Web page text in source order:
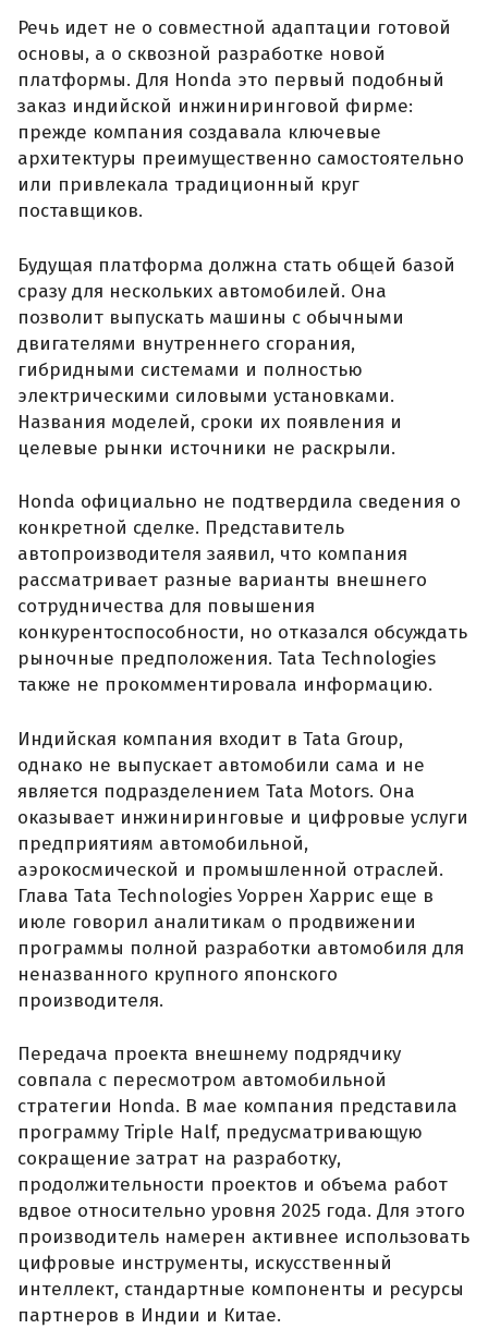
Речь идет не о совместной адаптации готовой
основы, а о сквозной разработке новой
платформы. Для Honda это первый подобный
заказ индийской инжиниринговой фирме:
прежде компания создавала ключевые
архитектуры преимущественно самостоятельно
или привлекала традиционный круг
поставщиков.
Будущая платформа должна стать общей базой
сразу для нескольких автомобилей. Она
позволит выпускать машины с обычными
двигателями внутреннего сгорания,
гибридными системами и полностью
электрическими силовыми установками.
Названия моделей, сроки их появления и
целевые рынки источники не раскрыли.
Honda официально не подтвердила сведения о
конкретной сделке. Представитель
автопроизводителя заявил, что компания
рассматривает разные варианты внешнего
сотрудничества для повышения
конкурентоспособности, но отказался обсуждать
рыночные предположения. Tata Technologies
также не прокомментировала информацию.
Индийская компания входит в Tata Group,
однако не выпускает автомобили сама и не
является подразделением Tata Motors. Она
оказывает инжиниринговые и цифровые услуги
предприятиям автомобильной,
аэрокосмической и промышленной отраслей.
Глава Tata Technologies Уоррен Харрис еще в
июле говорил аналитикам о продвижении
программы полной разработки автомобиля для
неназванного крупного японского
производителя.
Передача проекта внешнему подрядчику
совпала с пересмотром автомобильной
стратегии Honda. В мае компания представила
программу Triple Half, предусматривающую
сокращение затрат на разработку,
продолжительности проектов и объема работ
вдвое относительно уровня 2025 года. Для этого
производитель намерен активнее использовать
цифровые инструменты, искусственный
интеллект, стандартные компоненты и ресурсы
партнеров в Индии и Китае.